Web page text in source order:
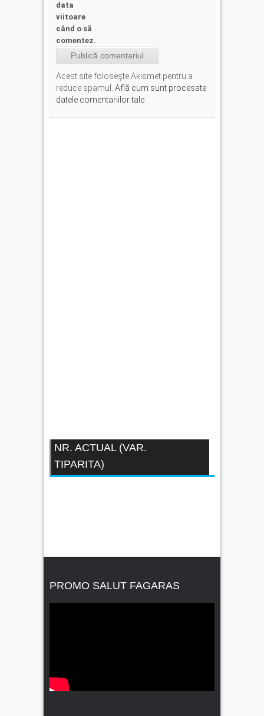
data
viitoare
când o să
comentez.
Acest site folosește Akismet pentru a
reduce spamul. Află cum sunt procesate
datele comentariilor tale
NR. ACTUAL (VAR.
TIPARITA)
PROMO SALUT FAGARAS